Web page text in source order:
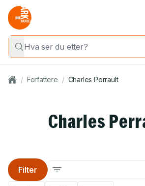
/ Forfattere / Charles Perrault
Charles
Filter